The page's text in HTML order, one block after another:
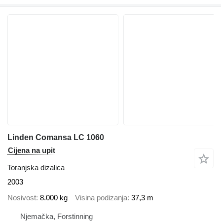
Linden Comansa LC 1060
Cijena na upit
Toranjska dizalica
2003
Nosivost 8.000 kg Visina podizanja 37,3 m
Njemačka, Forstinning